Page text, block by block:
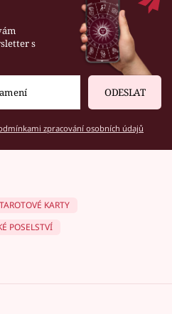
s
ODESLAT
zpracování osobních údajů
TAROTOVÉ KARTY
POSELSTVÍ